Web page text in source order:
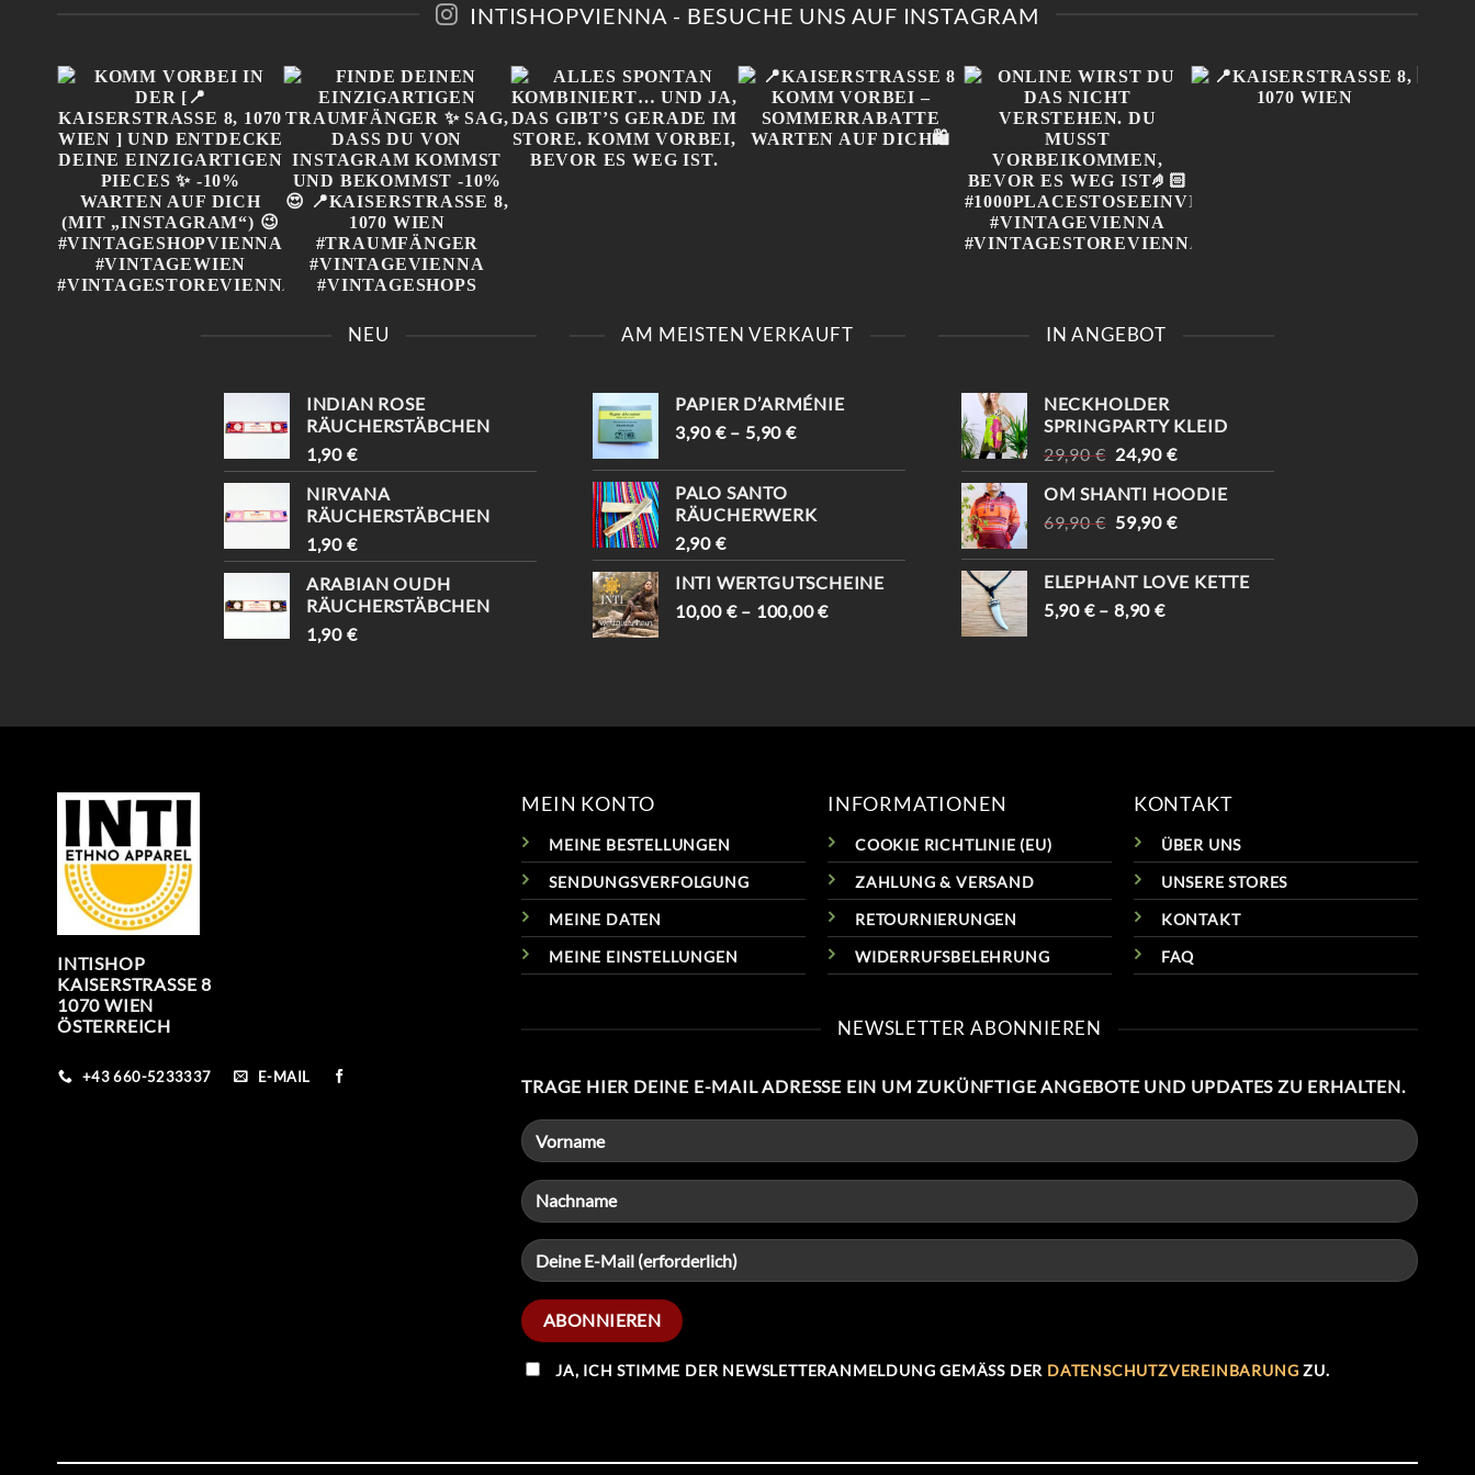
AUF.
DIE
KÖNNEN
AUF
DER
PRODUKTSEITE
GEWÄHLT
WERDEN
AUF.
DIE
KÖNNEN
AUF
PRODUKTSEITE
GEWÄHLT
WERDEN
INTISHOPVIENNA - BESUCHE UNS AUF INSTAGRAM
-10% WARTEN AUF D
VINTAGEWIEN #
VINTAGESTOREVIENNA #
TRAUMFÄNGER ✨ SAG,
📍KAISERSTRASSE 8, 1070 W
IEN #TRAUMFÄNGER #
VINTAGEVIENNA #
VINTAGESHOPS
DAS GIBT’S GERADE IM
OMMERRABATTE W
MUSST VORBEIKOMMEN,
#VINTAGEVIENNA
#VINTAGESTOREVIENNA
NEU
INDIAN ROSE
RÄUCHERSTÄBCHEN
1,90 €
NIRVANA
RÄUCHERSTÄBCHEN
1,90 €
ARABIAN OUDH
RÄUCHERSTÄBCHEN
1,90 €
AM MEISTEN VERKAUFT
PAPIER D’ARMÉNIE
3,90 €– 5,90€
PALO SANTO
RÄUCHERWERK
2,90 €
INTI WERTGUTSCHEINE
10,00 €– 100,00€
IN ANGEBOT
NECKHOLDER
SPRINGPARTY KLEID
29,90€ URSPRÜNGLICHER
PREIS
WAR:
29,90 €
24,90 €AKTUELLER
PREIS
IST:
24,90 €.
OM SHANTI HOODIE
69,90€ URSPRÜNGLICHER
69,90 €
59,90 €AKTUELLER
59,90 €.
ELEPHANT LOVE KETTE
5,90 €–8,90€
INTISHOP
KAISERSTRASSE 8
1070 WIEN
ÖSTERREICH
+43 660-5233337 E-MAIL
MEIN KONTO
MEINE BESTELLUNGEN
SENDUNGSVERFOLGUNG
MEINE DATEN
MEINE EINSTELLUNGEN
INFORMATIONEN
COOKIE RICHTLINIE (EU)
ZAHLUNG & VERSAND
RETOURNIERUNGEN
WIDERRUFSBELEHRUNG
KONTAKT
ÜBER UNS
UNSERE STORES
KONTAKT
FAQ
NEWSLETTER ABONNIEREN
TRAGE HIER DEINE E-MAIL ADRESSE EIN UM ZUKÜNFTIGE ANGEBOTE UND UPDATES ZU ERHALTEN.
JA, ICH STIMME DER NEWSLETTERANMELDUNG GEMÄSS DER DATENSCHUTZVEREINBARUNG ZU.